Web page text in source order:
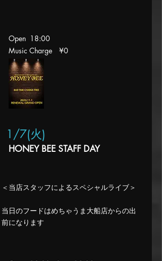
Open 18:00
Music Charge ¥0
1/7(火)
HONEY BEE STAFF DAY
​＜当店スタッフによるスペシャルライブ＞​
​当日のフードはめちゃうま大船店からの出
前になります​